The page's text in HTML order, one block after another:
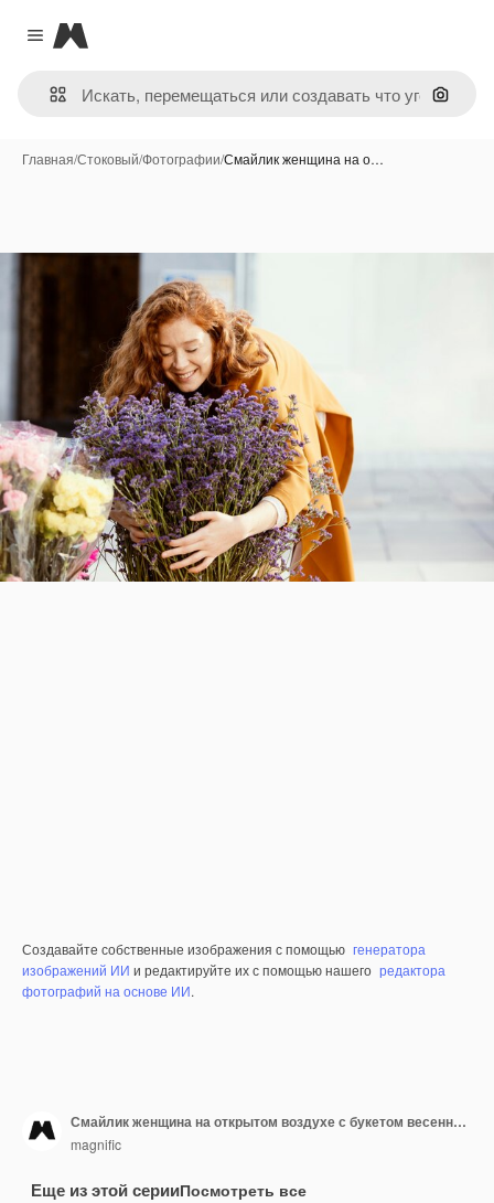
Close menu
Magnific
Поиск
Главная/Стоковый/Фотографии/Смайлик женщина на о…
Создавайте собственные изображения с помощью генератора
изображений ИИ и редактируйте их с помощью нашего редактора
фотографий на основе ИИ.
Смайлик женщина на открытом воздухе с букетом весенних цветов
magnific
Еще из этой серииПосмотреть все